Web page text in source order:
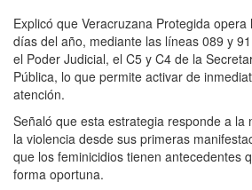
Explicó que Veracruzana Protegida
días del año, mediante las líneas 089 y
el Poder Judicial, el C5 y C4 de la
Pública, lo que permite activar de
atención.
Señaló que esta estrategia responde a la
la violencia desde sus primeras
que los feminicidios tienen antecedentes
forma oportuna.